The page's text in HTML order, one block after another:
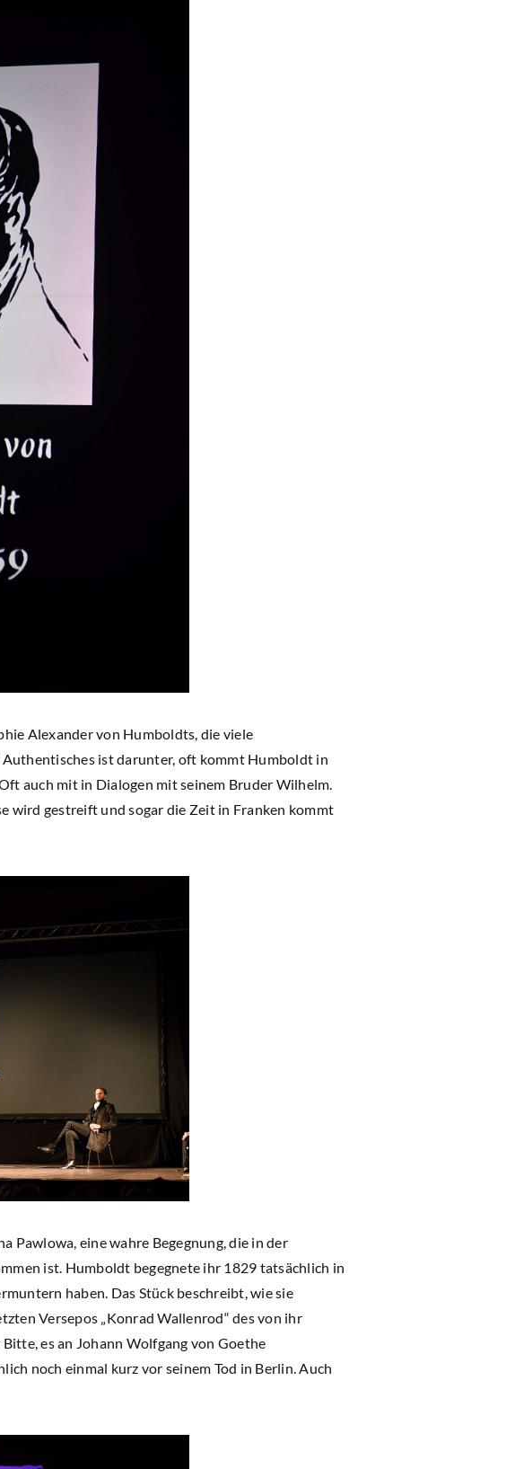
Alexander von Humboldts, die viele
ist darunter, oft kommt Humboldt in
auch mit in Dialogen mit seinem Bruder Wilhelm.
wird gestreift und sogar die Zeit in Franken kommt
Pawlowa, eine wahre Begegnung, die in der
ist. Humboldt begegnete ihr 1829 tatsächlich in
haben. Das Stück beschreibt, wie sie
Versepos „Konrad Wallenrod“ des von ihr
es an Johann Wolfgang von Goethe
noch einmal kurz vor seinem Tod in Berlin. Auch